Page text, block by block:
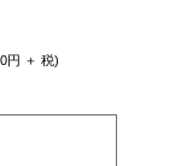
円 ＋ 税)